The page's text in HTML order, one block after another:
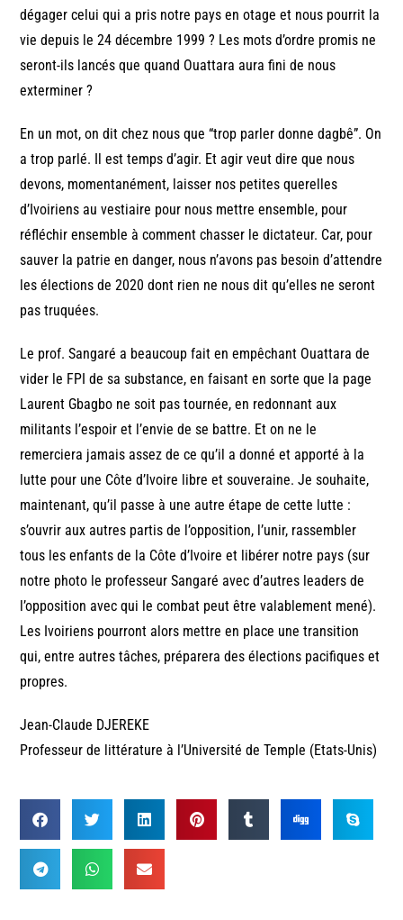
dégager celui qui a pris notre pays en otage et nous pourrit la
vie depuis le 24 décembre 1999 ? Les mots d’ordre promis ne
seront-ils lancés que quand Ouattara aura fini de nous
exterminer ?
En un mot, on dit chez nous que “trop parler donne dagbê”. On
a trop parlé. Il est temps d’agir. Et agir veut dire que nous
devons, momentanément, laisser nos petites querelles
d’Ivoiriens au vestiaire pour nous mettre ensemble, pour
réfléchir ensemble à comment chasser le dictateur. Car, pour
sauver la patrie en danger, nous n’avons pas besoin d’attendre
les élections de 2020 dont rien ne nous dit qu’elles ne seront
pas truquées.
Le prof. Sangaré a beaucoup fait en empêchant Ouattara de
vider le FPI de sa substance, en faisant en sorte que la page
Laurent Gbagbo ne soit pas tournée, en redonnant aux
militants l’espoir et l’envie de se battre. Et on ne le
remerciera jamais assez de ce qu’il a donné et apporté à la
lutte pour une Côte d’Ivoire libre et souveraine. Je souhaite,
maintenant, qu’il passe à une autre étape de cette lutte :
s’ouvrir aux autres partis de l’opposition, l’unir, rassembler
tous les enfants de la Côte d’Ivoire et libérer notre pays (sur
notre photo le professeur Sangaré avec d’autres leaders de
l’opposition avec qui le combat peut être valablement mené).
Les Ivoiriens pourront alors mettre en place une transition
qui, entre autres tâches, préparera des élections pacifiques et
propres.
Jean-Claude DJEREKE
Professeur de littérature à l’Université de Temple (Etats-Unis)